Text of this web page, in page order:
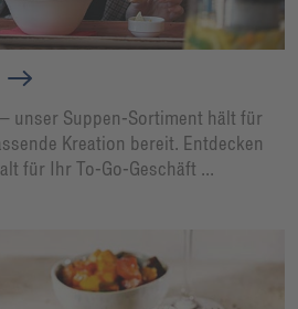
unser Suppen-Sortiment hält für
Kreation bereit. Entdecken
für Ihr To-Go-Geschäft ...